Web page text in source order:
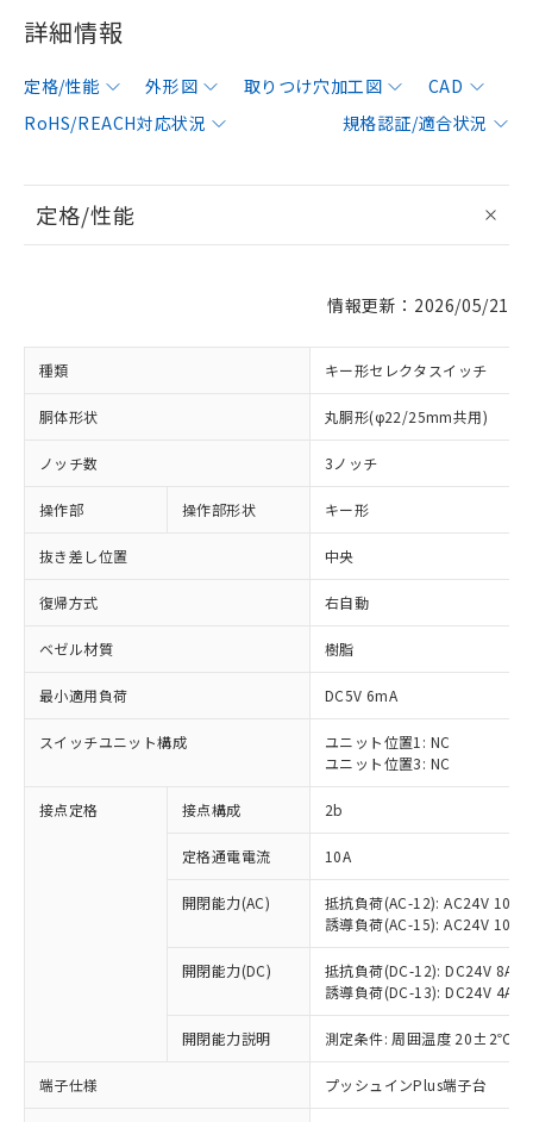
詳細情報
定格/性能 外形図 取りつけ穴加工図
CAD
RoHS/REACH対応状況
規格認証/適合状況
定格/性能
情報更新：2026/05/21
種類 キー形セレクタスイッチ
胴体形状 丸胴形(φ22/25mm共用)
ノッチ数 3ノッチ
操作部 操作部形状 キー形
抜き差し位置 中央
復帰方式 右自動
ベゼル材質 樹脂
最小適用負荷 DC5V 6mA
スイッチユニット構成
ユニット位置1: NC
ユニット位置3: NC
接点定格 接点構成 2b
定格通電電流 10A
開閉能力(AC)
抵抗負荷(AC-12): AC24V 10A/
誘導負荷(AC-15): AC24V
開閉能力(DC)
抵抗負荷(DC-12): DC24V 8A/
誘導負荷(DC-13): DC24V 4A/
開閉能力説明 測定条件: 周囲温度 20±2℃、
端子仕様 プッシュインPlus端子台
ご利用条件
以下の条件をお読みいただき、同意のうえ
対応済み：EU RoHS指令（10物質）の
非含有に対応した製品が提供可能な商品で
対応予定：EU RoHS指令（10物質）の非含
有に対応した製品に切り替える予定のある
対応予定なし：EU RoHS指令（10物質）の
非含有に非対応の商品で、対応品を出す予